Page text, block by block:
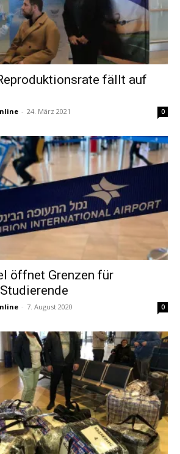
fällt auf
- 24. März 2021 0
öffnet Grenzen für
- 7. August 2020 0